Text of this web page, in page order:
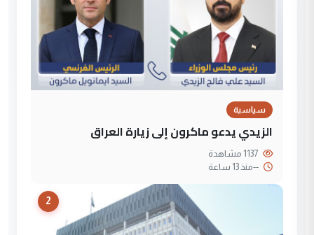
سياسية
الزيدي يدعو ماكرون إلى زيارة العراق
--منذ 13 ساعة
2